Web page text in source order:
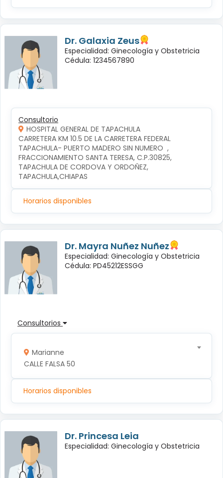
Dr. Galaxia Zeus
Especialidad: Ginecología y Obstetricia
Cédula: 1234567890
Consultorio
HOSPITAL GENERAL DE TAPACHULA
CARRETERA KM 10.5 DE LA CARRETERA FEDERAL
TAPACHULA- PUERTO MADERO SIN NUMERO  ,
FRACCIONAMIENTO SANTA TERESA, C.P.30825,
TAPACHULA DE CORDOVA Y ORDOÑEZ,
TAPACHULA,CHIAPAS
Horarios disponibles
Dr. Mayra Nuñez Nuñez
Especialidad: Ginecología y Obstetricia
Cédula: PD45212ESSGG
Consultorios
Marianne
CALLE FALSA 50
Horarios disponibles
Dr. Princesa Leia
Especialidad: Ginecología y Obstetricia